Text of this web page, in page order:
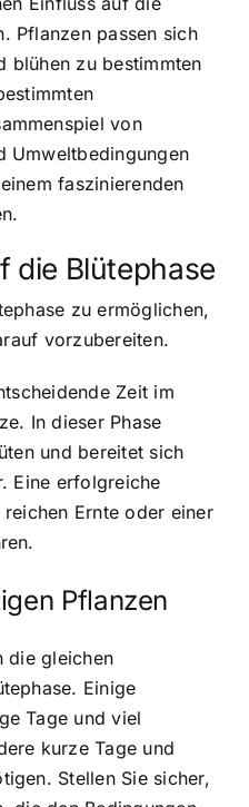
Pflanzen passen sich
blühen zu bestimmten
von
Umweltbedingungen
faszinierenden
die Blütephase
zu ermöglichen,
vorzubereiten.
Zeit im
In dieser Phase
und bereitet sich
Eine erfolgreiche
Ernte oder einer
Pflanzen
die gleichen
Einige
Tage und viel
kurze Tage und
Stellen Sie sicher,